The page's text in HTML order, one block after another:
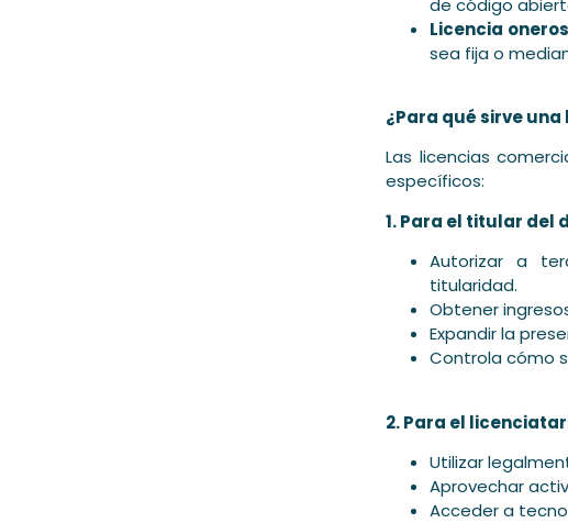
Licencia
sea fija o
¿Para qué sirve
Las licencias
específicos:
1. Para el titular del
Autorizar a
titularidad.
Obtener
Expandir la
Controla cómo
2. Para el
Utilizar
Aprovechar
Acceder a